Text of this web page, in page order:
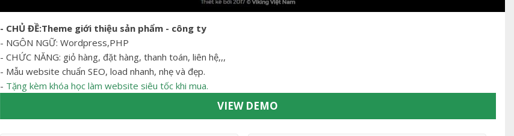
- CHỦ ĐỀ:Theme giới thiệu sản phẩm - công ty
- NGÔN NGỮ: Wordpress,PHP
- CHỨC NĂNG: giỏ hàng, đặt hàng, thanh toán, liên hệ,,,
- Mẫu website chuẩn SEO, load nhanh, nhẹ và đẹp.
- Tặng kèm khóa học làm website siêu tốc khi mua.
VIEW DEMO